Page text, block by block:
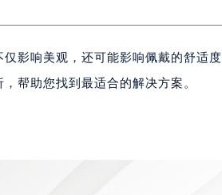
厦写字楼B座11层1104室（需提前预
写字楼15层03室（需提前预约）
影响美观，还可能影响佩戴的舒适
帮助您找到最适合的解决方案。